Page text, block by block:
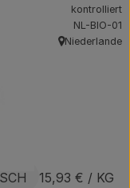
15,93 € / KG
kontrolliert
,NL-BIO-01
, Herkunft:
Niederlande